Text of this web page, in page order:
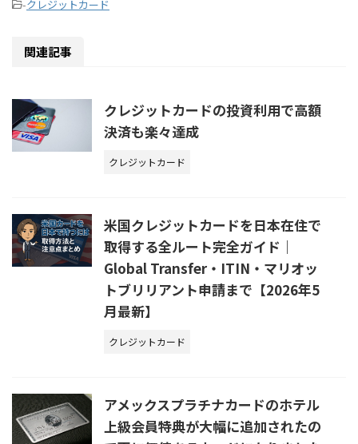
-クレジットカード
関連記事
クレジットカードの投資利用で高額
決済も楽々達成
クレジットカード
米国クレジットカードを日本在住で
取得する全ルート完全ガイド｜
Global Transfer・ITIN・マリオッ
トブリリアント申請まで【2026年5
月最新】
クレジットカード
アメックスプラチナカードのホテル
上級会員特典が大幅に追加されたの